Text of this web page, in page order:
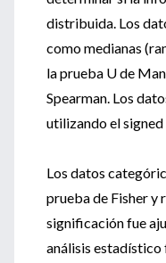
distribuida. Los
como medianas
la prueba U de
Spearman. Los
utilizando el
Los datos
prueba de Fisher y
significación fue
análisis estadístico